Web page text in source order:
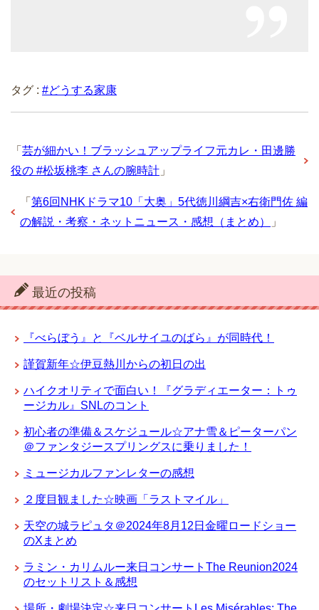
タグ : #どうする家康
「 芸が細かい！ブラッシュアップライフ元カレ・田邊勝
役の #松坂桃李 さんの腕時計 」
「 第6回NHKドラマ10「大奥」5代徳川綱吉×右衛門佐 編
の解説・考察・ネットニュース・感想（まとめ）
」
最近の投稿
『べらぼう』と『ベルサイユのばら』が同時代！
謹賀新年☆伊豆熱川からの初日の出
ハイクオリティで面白い！『グラディエーター：トゥ
ージカル』SNLのコント
初心者の準備＆スケジュール☆アナ雪＆ピーターパン
＠ファンタジースプリングスに乗りました！
ミュージカルファンレターの感想
２度目観ました☆映画「ラストマイル」
天空の城ラピュタ＠2024年8月12日金曜ロードショー
のXまとめ
ラミン・カリムルー来日コンサートThe Reunion2024
のセットリスト＆感想